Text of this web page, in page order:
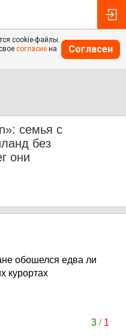
cookie-файлы.
согласие на
Согласен
семья с
без
они
обошелся едва ли
курортах
3/ 1